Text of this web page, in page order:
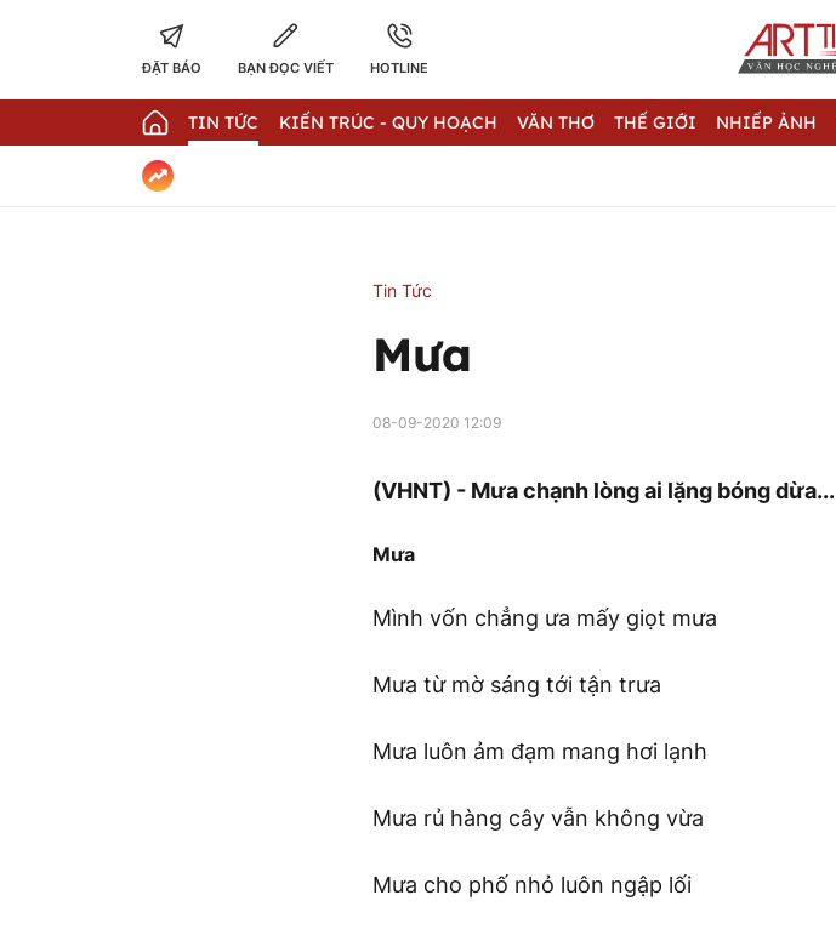
ĐẶT BÁO BẠN ĐỌC VIẾT HOTLINE
TIN TỨC KIẾN TRÚC - QUY HOẠCH VĂN THƠ THẾ GIỚI NHIẾP ẢNH
Tin Tức
Mưa
08-09-2020 12:09
(VHNT) - Mưa chạnh lòng ai lặng bóng dừa...
Mưa
Mình vốn chẳng ưa mấy giọt mưa
Mưa từ mờ sáng tới tận trưa
Mưa luôn ảm đạm mang hơi lạnh
Mưa rủ hàng cây vẫn không vừa
Mưa cho phố nhỏ luôn ngập lối